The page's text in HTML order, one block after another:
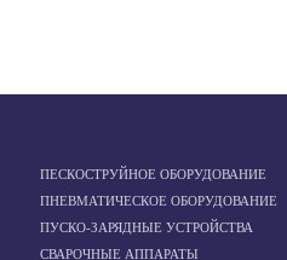
ПЕСКОСТРУЙНОЕ ОБОРУДОВАНИЕ
ПНЕВМАТИЧЕСКОЕ ОБОРУДОВАНИЕ
ПУСКО-ЗАРЯДНЫЕ УСТРОЙСТВА
СВАРОЧНЫЕ АППАРАТЫ